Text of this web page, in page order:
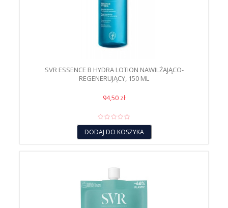
SVR ESSENCE B HYDRA LOTION NAWILŻAJĄCO-
REGENERUJĄCY, 150 ML
94,50 zł
DODAJ DO KOSZYKA